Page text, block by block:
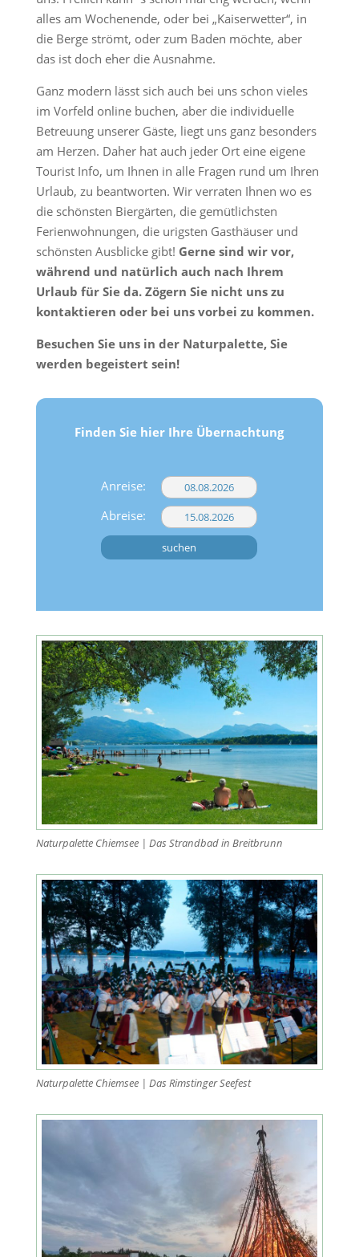
alles am Wochenende, oder bei „Kaiserwetter“, in
die Berge strömt, oder zum Baden möchte, aber
das ist doch eher die Ausnahme.
Ganz modern lässt sich auch bei uns schon vieles
im Vorfeld online buchen, aber die individuelle
Betreuung unserer Gäste, liegt uns ganz besonders
am Herzen. Daher hat auch jeder Ort eine eigene
Tourist Info, um Ihnen in alle Fragen rund um Ihren
Urlaub, zu beantworten. Wir verraten Ihnen wo es
die schönsten Biergärten, die gemütlichsten
Ferienwohnungen, die urigsten Gasthäuser und
schönsten Ausblicke gibt! Gerne sind wir vor,
während und natürlich auch nach Ihrem
Urlaub für Sie da. Zögern Sie nicht uns zu
kontaktieren oder bei uns vorbei zu kommen.
Besuchen Sie uns in der Naturpalette, Sie
werden begeistert sein!
Finden Sie hier Ihre Übernachtung
Anreise:
Abreise:
suchen
Naturpalette Chiemsee | Das Strandbad in Breitbrunn
Naturpalette Chiemsee | Das Rimstinger Seefest